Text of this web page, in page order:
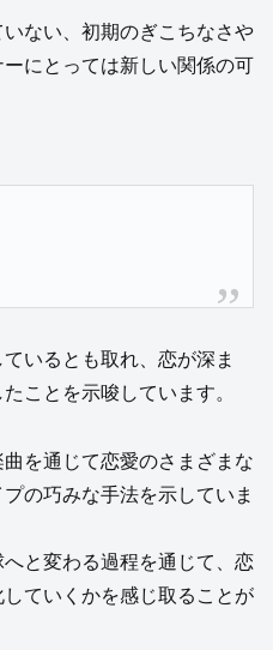
ない、初期のぎこちなさや
にとっては新しい関係の可
いるとも取れ、恋が深ま
ことを示唆しています。
を通じて恋愛のさまざまな
の巧みな手法を示していま
と変わる過程を通じて、恋
ていくかを感じ取ることが